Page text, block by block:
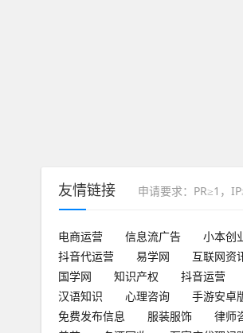
友情链接 申请要求：PR≥1，
电商运营 信息流广告 小本创
抖音代运营
易学网 互联网资
国学网
知识产权 抖音运营
汉语知识
心理咨询 手游安卓
免费发布信息
服装服饰 律师